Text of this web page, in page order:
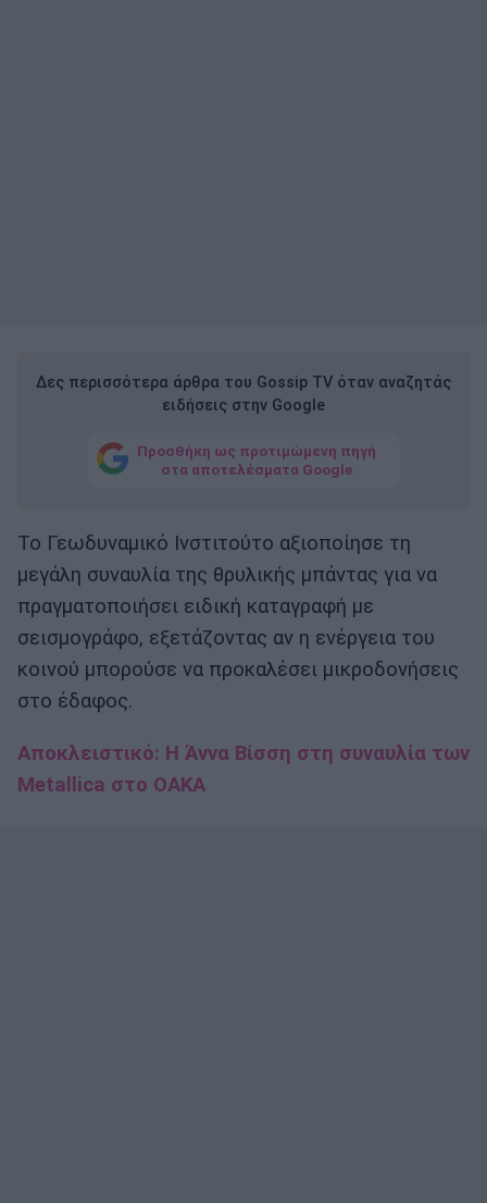
Δες περισσότερα άρθρα του Gossip TV όταν αναζητάς
ειδήσεις στην Google
Προσθήκη ως προτιμώμενη πηγή
στα αποτελέσματα Google
Το Γεωδυναμικό Ινστιτούτο αξιοποίησε τη
μεγάλη συναυλία της θρυλικής μπάντας για να
πραγματοποιήσει ειδική καταγραφή με
σεισμογράφο, εξετάζοντας αν η ενέργεια του
κοινού μπορούσε να προκαλέσει μικροδονήσεις
στο έδαφος.
Αποκλειστικό: Η Άννα Βίσση στη συναυλία των
Metallica στο ΟΑΚΑ